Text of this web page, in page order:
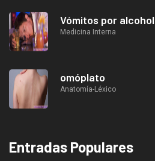
Vómitos por alcohol
Medicina Interna
omóplato
Anatomía-Léxico
Entradas Populares